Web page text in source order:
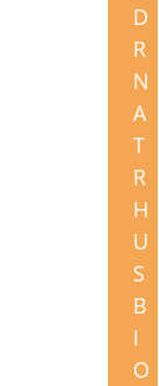
D
R
N
A
T
R
H
U
S
B
I
O